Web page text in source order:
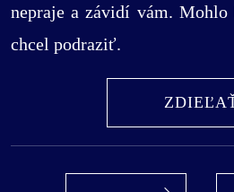
nepraje a závidí vám.
chcel podraziť.